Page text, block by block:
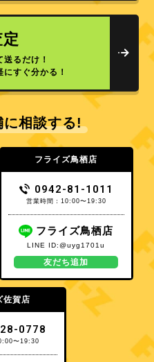
るだけ！
にすぐ分かる！
に相談する!
フライズ鳥栖店
0942-81-1011
営業時間：10:00〜19:30
フライズ鳥栖店
LINE ID:@uyg1701u
友だち追加
佐賀店
0778
〜19:30